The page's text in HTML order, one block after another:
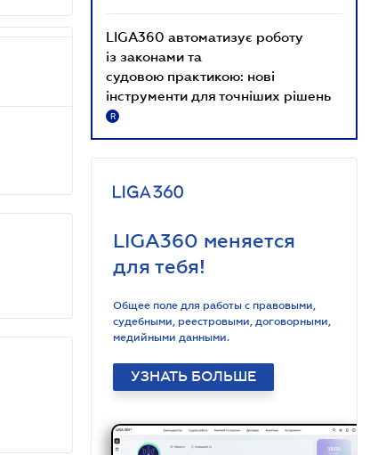
LIGA360 автоматизує роботу
із законами та
судовою практикою: нові
інструменти для точніших рішень
R
LIGA360 меняется
для тебя!
Общее поле для работы с правовыми,
судебными, реестровыми, договорными,
медийными данными.
УЗНАТЬ БОЛЬШЕ